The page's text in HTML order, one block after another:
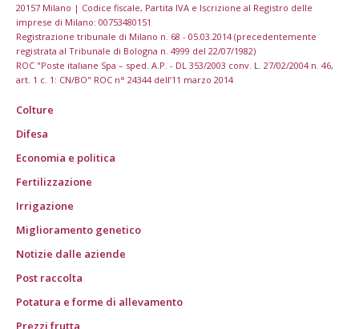
20157 Milano | Codice fiscale, Partita IVA e Iscrizione al Registro delle
imprese di Milano: 00753480151
Registrazione tribunale di Milano n. 68 - 05.03.2014 (precedentemente
registrata al Tribunale di Bologna n. 4999 del 22/07/1982)
ROC "Poste italiane Spa – sped. A.P. - DL 353/2003 conv. L. 27/02/2004 n. 46,
art. 1 c. 1: CN/BO" ROC n° 24344 dell’11 marzo 2014
Colture
Difesa
Economia e politica
Fertilizzazione
Irrigazione
Miglioramento genetico
Notizie dalle aziende
Post raccolta
Potatura e forme di allevamento
Prezzi frutta